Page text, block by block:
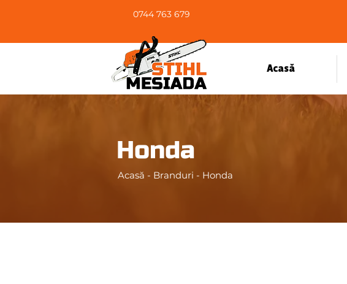
0744 763 679
Acasă
Honda
Acasă - Branduri - Honda